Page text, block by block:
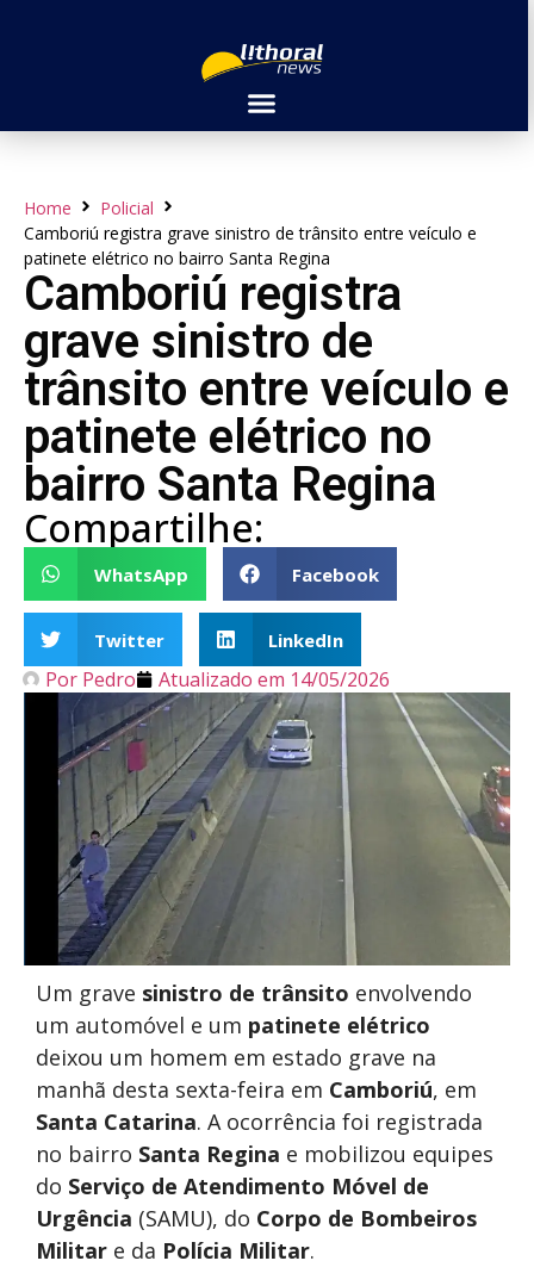
Home
Policial
Camboriú registra grave sinistro de trânsito entre veículo e
patinete elétrico no bairro Santa Regina
Camboriú registra
grave sinistro de
trânsito entre veículo e
patinete elétrico no
bairro Santa Regina
Compartilhe:
WhatsApp Facebook
Twitter LinkedIn
Por Pedro Atualizado em 14/05/2026
Um grave sinistro de trânsito envolvendo
um automóvel e um patinete elétrico
deixou um homem em estado grave na
manhã desta sexta-feira em Camboriú, em
Santa Catarina. A ocorrência foi registrada
no bairro Santa Regina e mobilizou equipes
do Serviço de Atendimento Móvel de
Urgência (SAMU), do Corpo de Bombeiros
Militar e da Polícia Militar.